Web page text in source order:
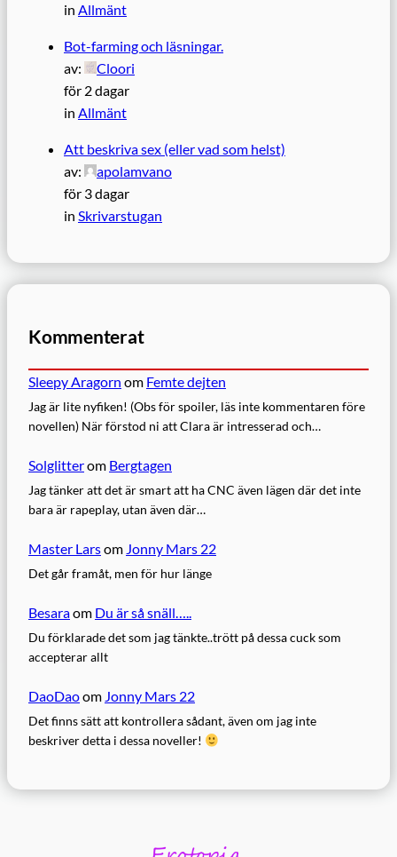
in Allmänt
Bot-farming och läsningar.
av:
Cloori
för 2 dagar
in Allmänt
Att beskriva sex (eller vad som helst)
av:
apolamvano
för 3 dagar
in Skrivarstugan
Kommenterat
Sleepy Aragorn om Femte dejten
Jag är lite nyfiken! (Obs för spoiler, läs inte kommentaren före
novellen) När förstod ni att Clara är intresserad och…
Solglitterom Bergtagen
Jag tänker att det är smart att ha CNC även lägen där det inte
bara är rapeplay, utan även där…
Master Larsom Jonny Mars 22
Det går framåt, men för hur länge
Besaraom Du är så snäll…..
Du förklarade det som jag tänkte..trött på dessa cuck som
accepterar allt
DaoDaoom Jonny Mars 22
Det finns sätt att kontrollera sådant, även om jag inte
beskriver detta i dessa noveller!